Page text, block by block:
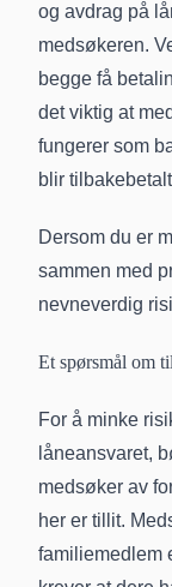
og avdrag på
medsøkeren.
begge få
det viktig at
fungerer som
blir
Dersom du er
sammen med
nevneverdig
Et spørsmål om
For å minke
låneansvaret,
medsøker av
her er tillit.
familiemedlem